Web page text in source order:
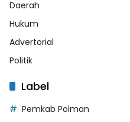
Daerah
Hukum
Advertorial
Politik
Label
Pemkab Polman